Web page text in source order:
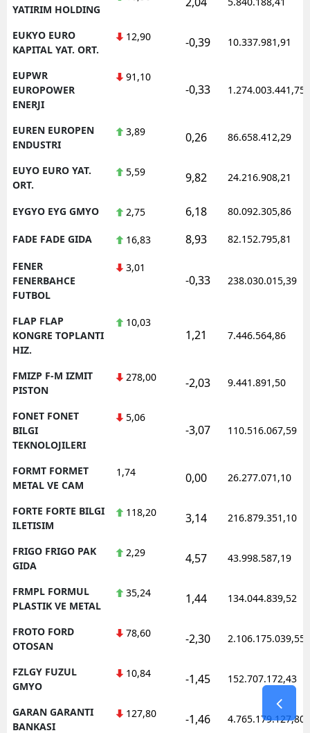
YATIRIM HOLDING
EUKYO EURO
KAPITAL YAT. ORT.
12,90 -0,39 10.337.981,91
EUPWR
EUROPOWER
ENERJI
91,10
-0,33 1.274.003.441,75
EUREN EUROPEN
ENDUSTRI
3,89 0,26 86.658.412,29
EUYO EURO YAT.
ORT.
5,59 9,82 24.216.908,21
EYGYO EYG GMYO 2,75 6,18 80.092.305,86
FADE FADE GIDA 16,83 8,93 82.152.795,81
FENER
FENERBAHCE
FUTBOL
3,01
-0,33 238.030.015,39
FLAP FLAP
KONGRE TOPLANTI
HIZ.
10,03
1,21 7.446.564,86
FMIZP F-M IZMIT
PISTON
278,00 -2,03 9.441.891,50
FONET FONET
BILGI
TEKNOLOJILERI
5,06
-3,07 110.516.067,59
FORMT FORMET
METAL VE CAM
1,74 0,00 26.277.071,10
FORTE FORTE BILGI
ILETISIM
118,20 3,14 216.879.351,10
FRIGO FRIGO PAK
GIDA
2,29 4,57 43.998.587,19
FRMPL FORMUL
PLASTIK VE METAL
35,24 1,44 134.044.839,52
FROTO FORD
OTOSAN
78,60 -2,30 2.106.175.039,55
FZLGY FUZUL
GMYO
10,84 -1,45 152.707.172,43
GARAN GARANTI
BANKASI
127,80 -1,46 4.765.179.127,80